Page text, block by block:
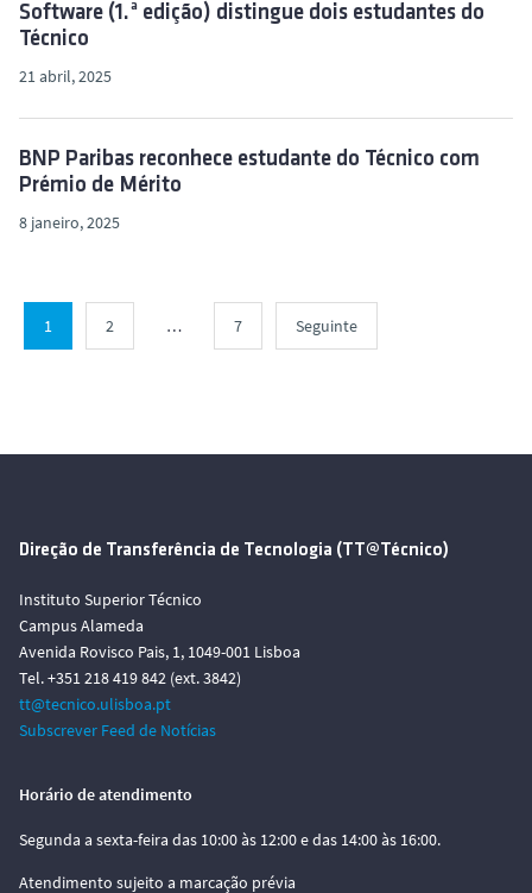
Software (1.ª edição) distingue dois estudantes do
Técnico
21 abril, 2025
BNP Paribas reconhece estudante do Técnico com
Prémio de Mérito
8 janeiro, 2025
1 2 … 7 Seguinte
Direção de Transferência de Tecnologia (TT@Técnico)
Instituto Superior Técnico
Campus Alameda
Avenida Rovisco Pais, 1, 1049-001 Lisboa
Tel. +351 218 419 842 (ext. 3842)
tt@tecnico.ulisboa.pt
Subscrever Feed de Notícias
Horário de atendimento
Segunda a sexta-feira das 10:00 às 12:00 e das 14:00 às 16:00.
Atendimento sujeito a marcação prévia